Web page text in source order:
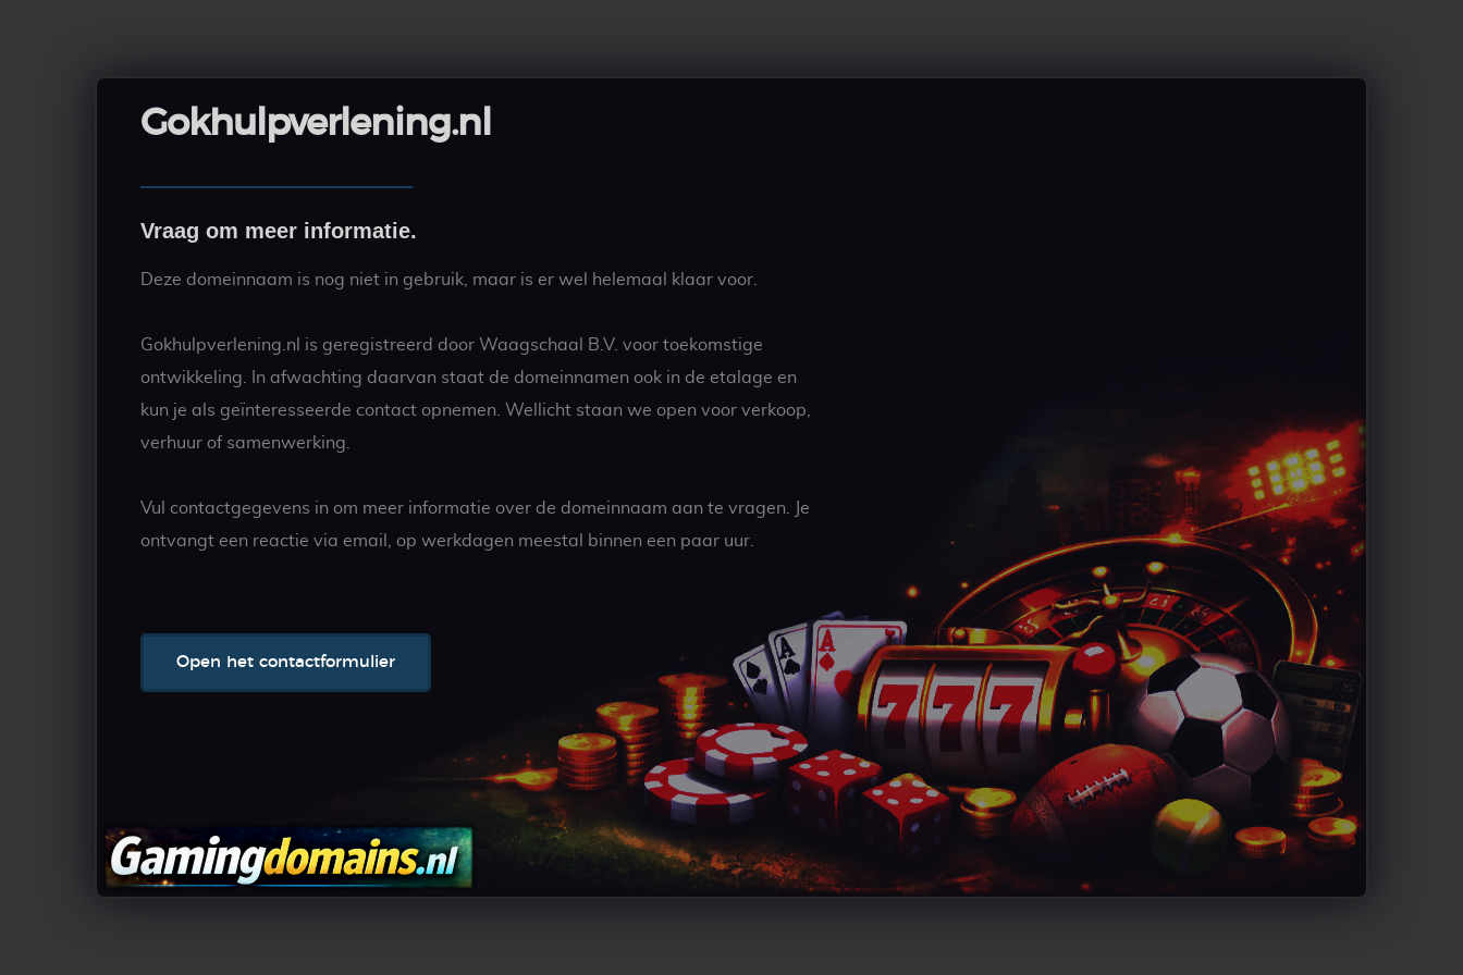
Gokhulpverlening.nl
Vraag om meer informatie.
Deze domeinnaam is nog niet in gebruik, maar is er wel helemaal klaar voor.
Gokhulpverlening.nl is geregistreerd door Waagschaal B.V. voor toekomstige
ontwikkeling. In afwachting daarvan staat de domeinnamen ook in de etalage en
kun je als geïnteresseerde contact opnemen. Wellicht staan we open voor verkoop,
verhuur of samenwerking.
Vul contactgegevens in om meer informatie over de domeinnaam aan te vragen. Je
ontvangt een reactie via email, op werkdagen meestal binnen een paar uur.